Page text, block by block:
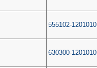
555102-1201010
630300-1201010